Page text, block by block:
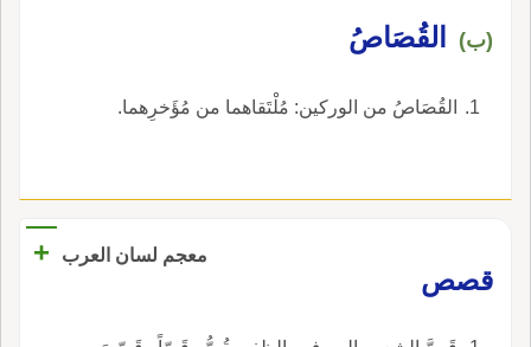
(ب) القُصَاصُ
القُصَاصُ من الوركين: مُلْتَقاهما من مُؤَخرِهما.
معجم لسان العرب
+
قصص